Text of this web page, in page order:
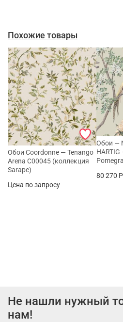
Похожие товары
Обои Coordonne — Tenango
Arena C00045 (коллекция
Sarape)
Цена по запросу
Обои —
HARTIG
80 270
Не нашли нужный
нам!